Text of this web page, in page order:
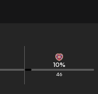
10%
46